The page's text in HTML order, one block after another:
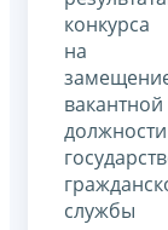
конкурса
на
вакантной
должности
службы